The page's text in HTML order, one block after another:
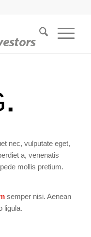
.
nec, vulputate eget,
a, venenatis
mollis pretium.
semper nisi. Aenean
ligula.